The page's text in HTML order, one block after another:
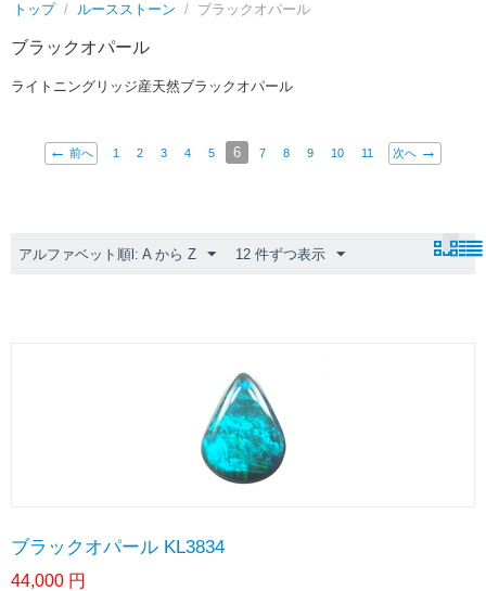
トップ / ルースストーン / ブラックオパール
ブラックオパール
ライトニングリッジ産天然ブラックオパール
前へ 1 2 3 4 5 6 7 8 9 10 11 次へ
アルファベット順l: A から Z 12 件ずつ表示
ブラックオパール KL3834
44,000 円